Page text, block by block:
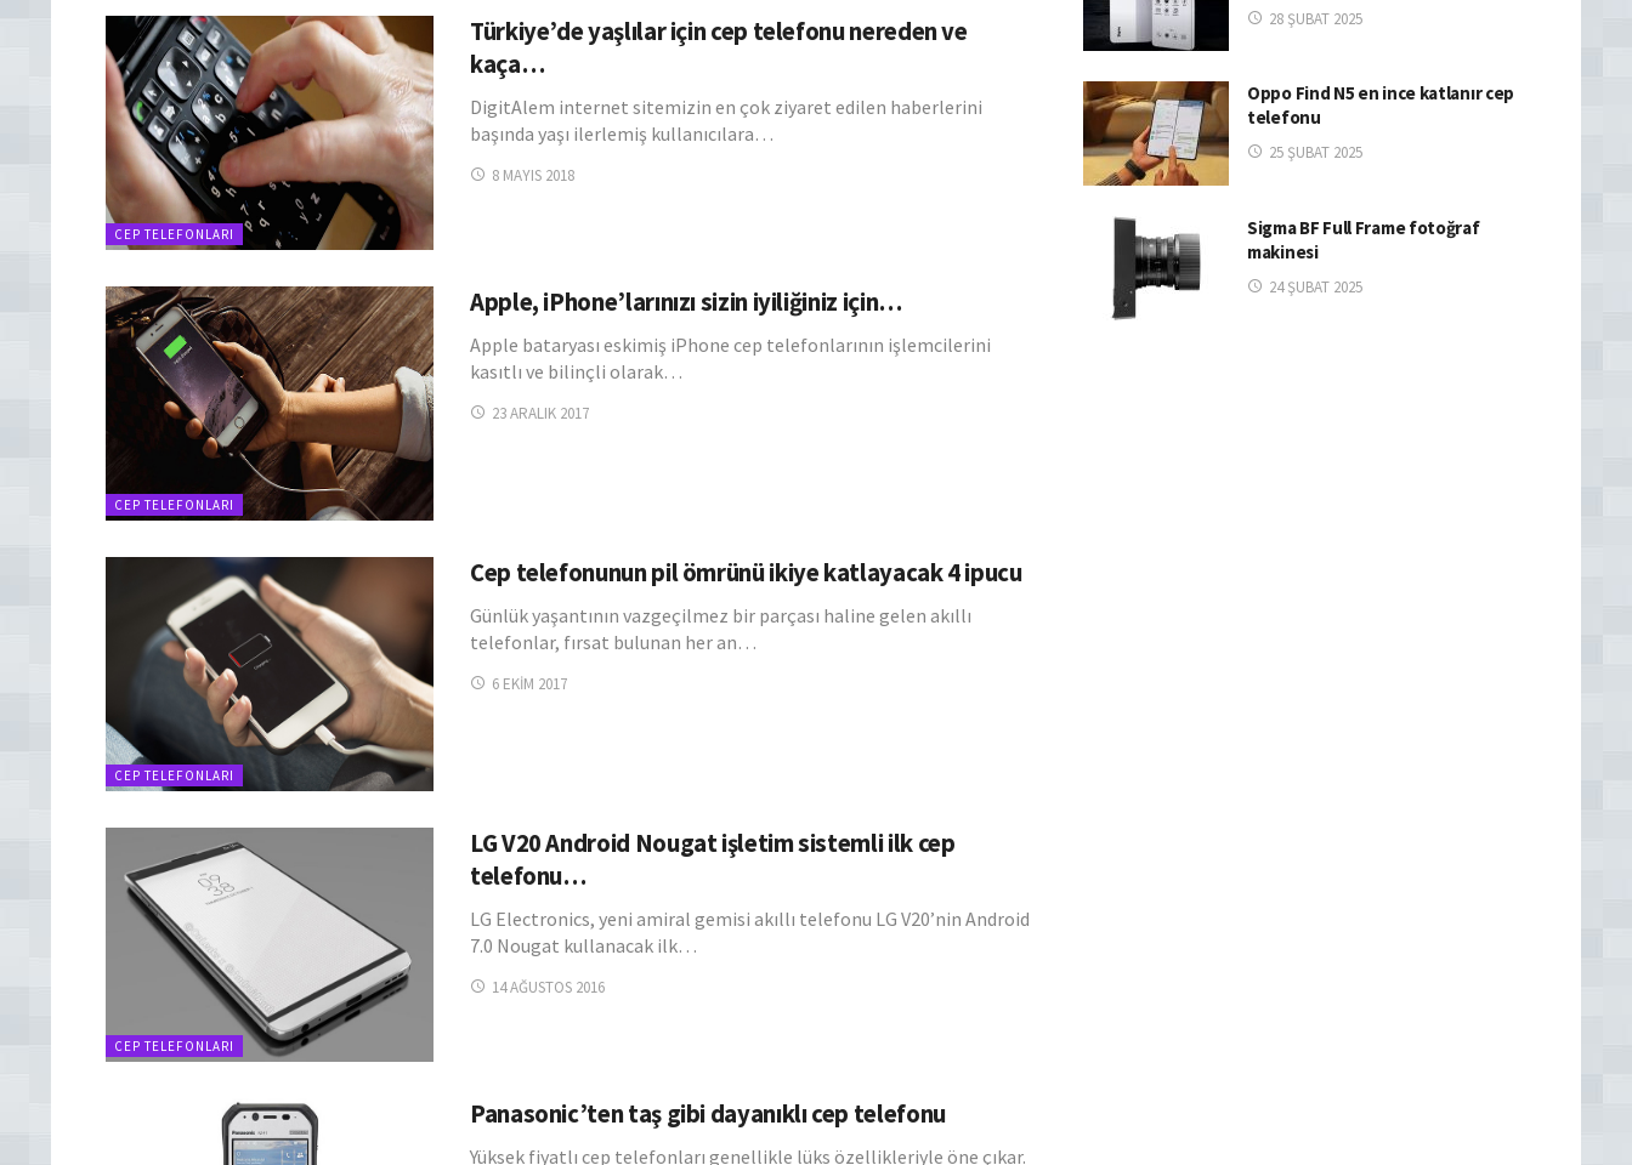
CEP TELEFONLARI
Türkiye’de yaşlılar için cep telefonu nereden ve
kaça…
DigitAlem internet sitemizin en çok ziyaret edilen haberlerini
başında yaşı ilerlemiş kullanıcılara…
8 MAYIS 2018
CEP TELEFONLARI
Apple, iPhone’larınızı sizin iyiliğiniz için…
Apple bataryası eskimiş iPhone cep telefonlarının işlemcilerini
kasıtlı ve bilinçli olarak…
23 ARALIK 2017
CEP TELEFONLARI
Cep telefonunun pil ömrünü ikiye katlayacak 4 ipucu
Günlük yaşantının vazgeçilmez bir parçası haline gelen akıllı
telefonlar, fırsat bulunan her an…
6 EKIM 2017
CEP TELEFONLARI
LG V20 Android Nougat işletim sistemli ilk cep
telefonu…
LG Electronics, yeni amiral gemisi akıllı telefonu LG V20’nin Android
7.0 Nougat kullanacak ilk…
14 AĞUSTOS 2016
Panasonic’ten taş gibi dayanıklı cep telefonu
Yüksek fiyatlı cep telefonları genellikle lüks özellikleriyle öne çıkar.
28 ŞUBAT 2025
Oppo Find N5 en ince katlanır cep
telefonu
25 ŞUBAT 2025
Sigma BF Full Frame fotoğraf
makinesi
24 ŞUBAT 2025